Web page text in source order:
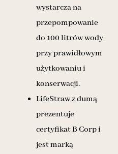
wystarcza na
przepompowanie
do 100 litrów wody
przy prawidłowym
użytkowaniu i
konserwacji.
LifeStraw z dumą
prezentuje
certyfikat B Corp i
jest marką